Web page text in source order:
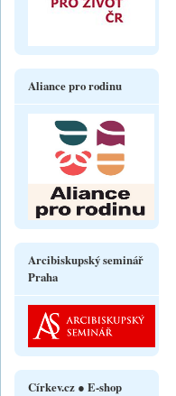
Aliance pro rodinu
Arcibiskupský seminář
Praha
Církev.cz ● E-shop